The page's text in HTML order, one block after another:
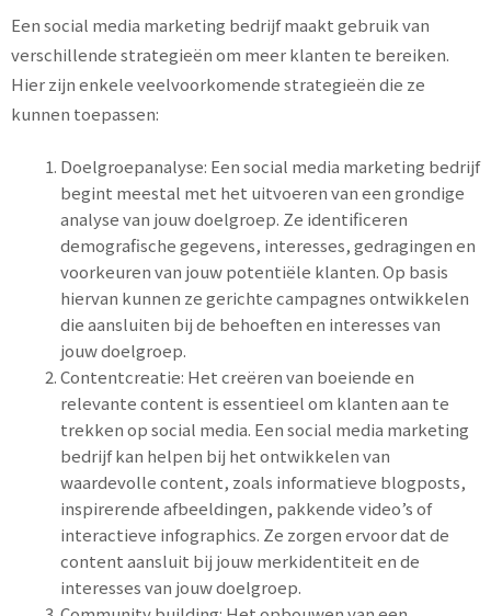
Een social media marketing bedrijf maakt gebruik van
verschillende strategieën om meer klanten te bereiken.
Hier zijn enkele veelvoorkomende strategieën die ze
kunnen toepassen:
Doelgroepanalyse: Een social media marketing bedrijf
begint meestal met het uitvoeren van een grondige
analyse van jouw doelgroep. Ze identificeren
demografische gegevens, interesses, gedragingen en
voorkeuren van jouw potentiële klanten. Op basis
hiervan kunnen ze gerichte campagnes ontwikkelen
die aansluiten bij de behoeften en interesses van
jouw doelgroep.
Contentcreatie: Het creëren van boeiende en
relevante content is essentieel om klanten aan te
trekken op social media. Een social media marketing
bedrijf kan helpen bij het ontwikkelen van
waardevolle content, zoals informatieve blogposts,
inspirerende afbeeldingen, pakkende video’s of
interactieve infographics. Ze zorgen ervoor dat de
content aansluit bij jouw merkidentiteit en de
interesses van jouw doelgroep.